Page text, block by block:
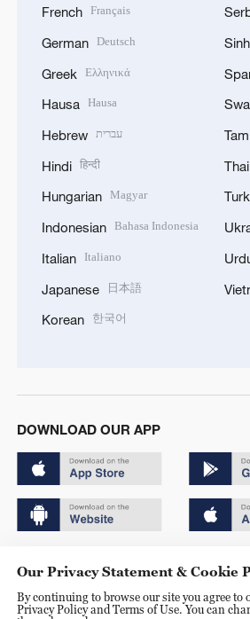
French Français
German Deutsch
Greek Ελληνικά
Hausa Hausa
Hebrew עברית
Hindi हिन्दी
Hungarian Magyar
Indonesian Bahasa Indonesia
Italian Italiano
Japanese 日本語
Korean 한국어
Thai
DOWNLOAD OUR APP
京ICP备20000184号
Our Privacy Statement & Cookie
By continuing to browse our site you agree to
Privacy Policy and Terms of Use. You can